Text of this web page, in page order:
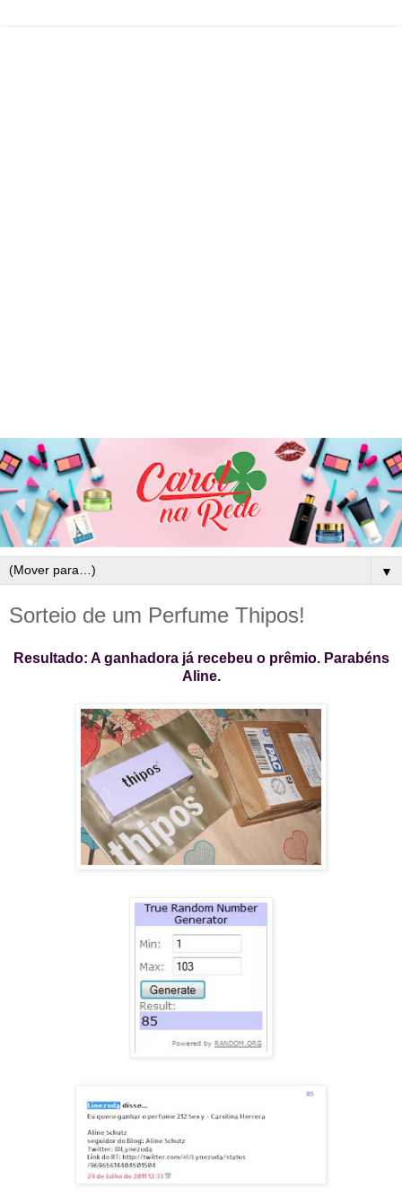
▼
Sorteio de um Perfume Thipos!
Resultado: A ganhadora já recebeu o prêmio. Parabéns
Aline.